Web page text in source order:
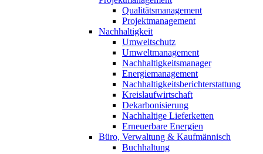
Qualitätsmanagement
Projektmanagement
Nachhaltigkeit
Umweltschutz
Umweltmanagement
Nachhaltigkeitsmanager
Energiemanagement
Nachhaltigkeitsberichterstattung
Kreislaufwirtschaft
Dekarbonisierung
Nachhaltige Lieferketten
Erneuerbare Energien
Büro, Verwaltung & Kaufmännisch
Buchhaltung